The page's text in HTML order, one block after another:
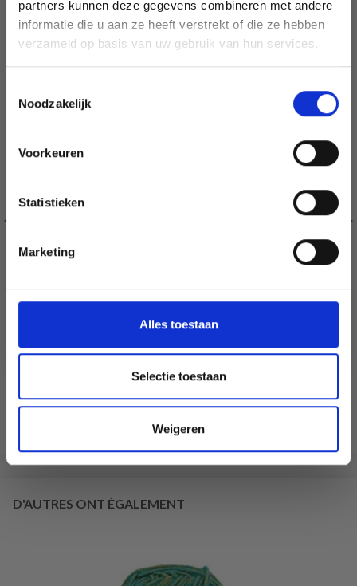
partners kunnen deze gegevens combineren met andere
informatie die u aan ze heeft verstrekt of die ze hebben
verzameld op basis van uw gebruik van hun services.
Noodzakelijk
Voorkeuren
Statistieken
Marketing
Alles toestaan
Selectie toestaan
Weigeren
75% Laine / 25% Nylon
L'offre expire le 31/08/2026
D'AUTRES ONT ÉGALEMENT
Soyez le premier à connaître nos soldes et
Wil je liever nieuws ontvangen over onze
Nederlands?